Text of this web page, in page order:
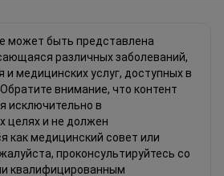
может быть представлена
различных заболеваний,
и медицинских услуг, доступных в
внимание, что контент
исключительно в
целях и не должен
как медицинский совет или
проконсультируйтесь со
квалифицированным